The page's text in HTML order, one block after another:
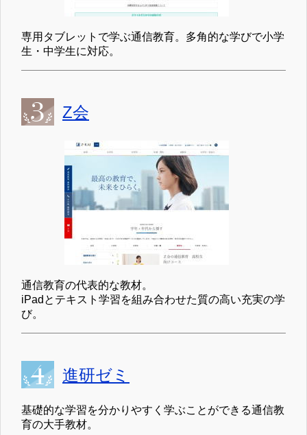
専用タブレットで学ぶ通信教育。多角的な学びで小学
生・中学生に対応。
Z会
通信教育の代表的な教材。
iPadとテキスト学習を組み合わせた質の高い充実の学
び。
進研ゼミ
基礎的な学習を分かりやすく学ぶことができる通信教
育の大手教材。